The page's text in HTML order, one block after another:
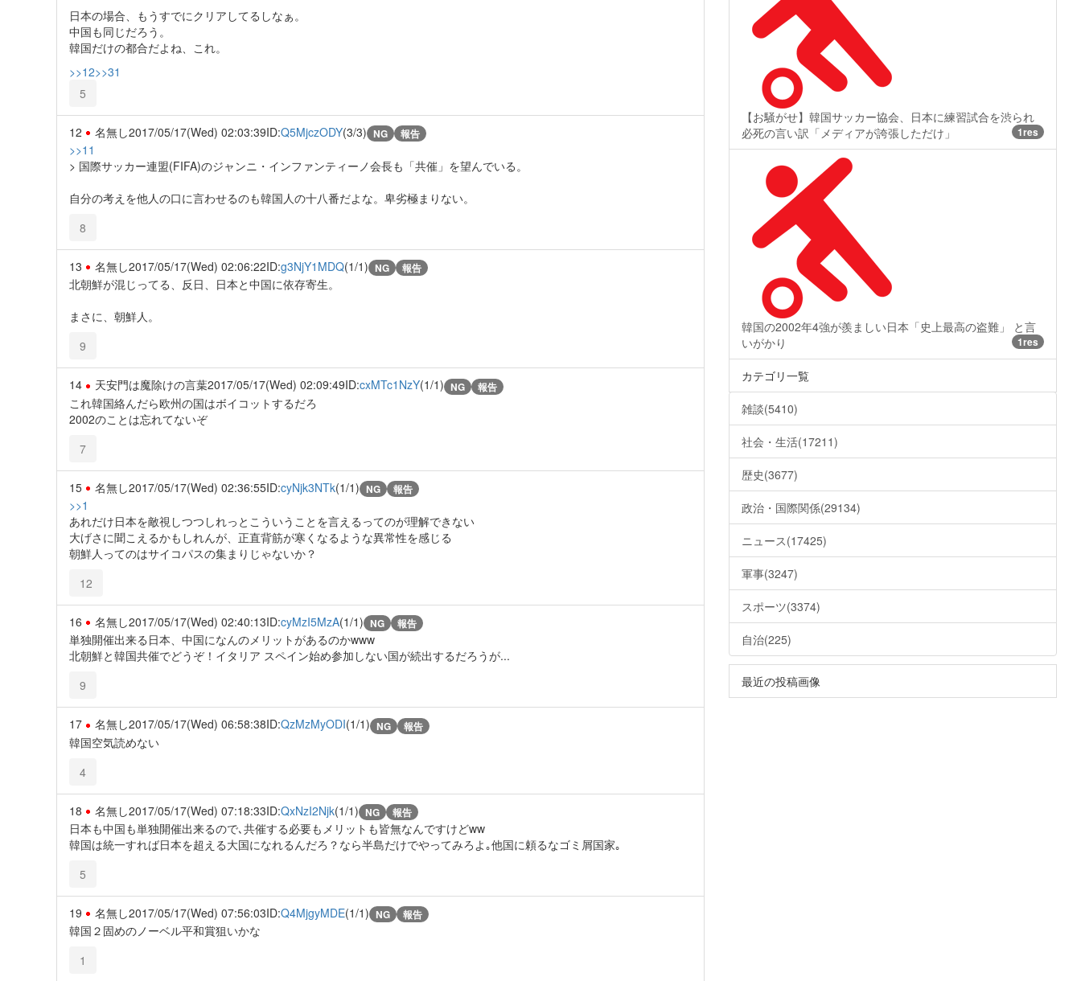
日本の場合、もうすでにクリアしてるしなぁ。
中国も同じだろう。
韓国だけの都合だよね、これ。
>>12>>31
5
12 名無し2017/05/17(Wed) 02:03:39ID:Q5MjczODY(3/3) NG 報告
>>11
> 国際サッカー連盟(FIFA)のジャンニ・インファンティーノ会長も「共催」を望んでいる。
自分の考えを他人の口に言わせるのも韓国人の十八番だよな。卑劣極まりない。
8
13 名無し2017/05/17(Wed) 02:06:22ID:g3NjY1MDQ(1/1) NG 報告
北朝鮮が混じってる、反日、日本と中国に依存寄生。
まさに、朝鮮人。
9
14 天安門は魔除けの言葉2017/05/17(Wed) 02:09:49ID:cxMTc1NzY(1/1) NG 報告
これ韓国絡んだら欧州の国はボイコットするだろ
2002のことは忘れてないぞ
7
15 名無し2017/05/17(Wed) 02:36:55ID:cyNjk3NTk(1/1) NG 報告
>>1
あれだけ日本を敵視しつつしれっとこういうことを言えるってのが理解できない
大げさに聞こえるかもしれんが、正直背筋が寒くなるような異常性を感じる
朝鮮人ってのはサイコパスの集まりじゃないか？
12
16 名無し2017/05/17(Wed) 02:40:13ID:cyMzI5MzA(1/1) NG 報告
単独開催出来る日本、中国になんのメリットがあるのかwww
北朝鮮と韓国共催でどうぞ！イタリア スペイン始め参加しない国が続出するだろうが...
9
17 名無し2017/05/17(Wed) 06:58:38ID:QzMzMyODI(1/1) NG 報告
韓国空気読めない
4
18 名無し2017/05/17(Wed) 07:18:33ID:QxNzI2Njk(1/1) NG 報告
日本も中国も単独開催出来るので､共催する必要もメリットも皆無なんですけどww
韓国は統一すれば日本を超える大国になれるんだろ？なら半島だけでやってみろよ｡他国に頼るなゴミ屑国家｡
5
19 名無し2017/05/17(Wed) 07:56:03ID:Q4MjgyMDE(1/1) NG 報告
韓国２固めのノーベル平和賞狙いかな
1
【お騒がせ】韓国サッカー協会、日本に練習試合を渋られ
必死の言い訳「メディアが誇張しただけ」
1res
韓国の2002年4強が羨ましい日本「史上最高の盗難」 と言
いがかり
1res
カテゴリ一覧
雑談(5410)
社会・生活(17211)
歴史(3677)
政治・国際関係(29134)
ニュース(17425)
軍事(3247)
スポーツ(3374)
自治(225)
最近の投稿画像